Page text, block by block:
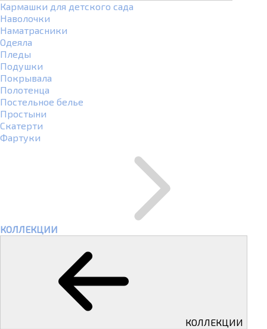
Кармашки для детского сада
Наволочки
Наматрасники
Одеяла
Пледы
Подушки
Покрывала
Полотенца
Постельное белье
Простыни
Скатерти
Фартуки
КОЛЛЕКЦИИ
КОЛЛЕКЦИИ